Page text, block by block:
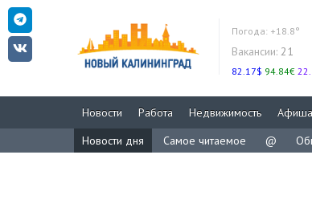
Погода: +18.8°
Вакансии: 21
82.17$ 94.84€
Новости Работа Недвижимость Афиша
Новости дня
Самое читаемое @